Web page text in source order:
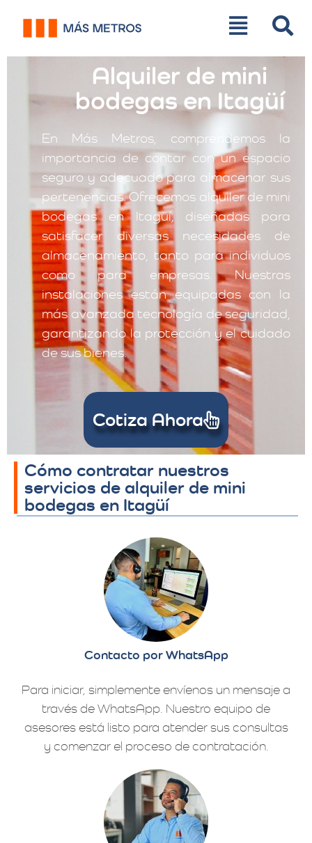
Alquiler de mini
bodegas en Itagüí
En Más Metros, comprendemos la
importancia de contar con un espacio
seguro y adecuado para almacenar sus
pertenencias. Ofrecemos alquiler de mini
bodegas en Itagüí, diseñadas para
satisfacer diversas necesidades de
almacenamiento, tanto para individuos
como para empresas. Nuestras
instalaciones están equipadas con la
más avanzada tecnología de seguridad,
garantizando la protección y el cuidado
de sus bienes.
Cotiza Ahora
Cómo contratar nuestros
servicios de alquiler de mini
bodegas en Itagüí
Contacto por WhatsApp
Para iniciar, simplemente envíenos un mensaje a
través de WhatsApp. Nuestro equipo de
asesores está listo para atender sus consultas
y comenzar el proceso de contratación.